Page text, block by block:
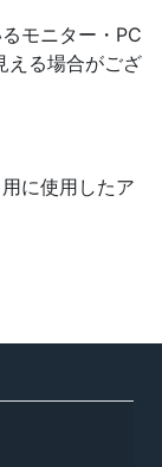
モニター・PC
える場合がござ
に使用したア